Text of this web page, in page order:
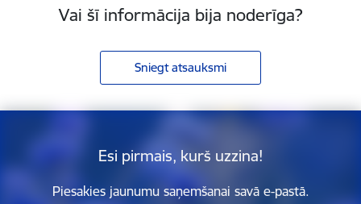
Vai šī informācija bija noderīga?
Sniegt atsauksmi
Esi pirmais, kurš uzzina!
Piesakies jaunumu saņemšanai savā e-pastā.